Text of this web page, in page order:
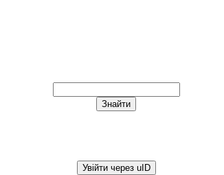
Увійти через uID